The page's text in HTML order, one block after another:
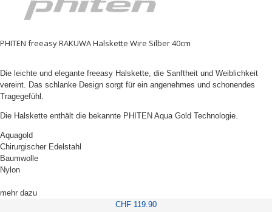
PHITEN freeasy RAKUWA Halskette Wire Silber 40cm
Die leichte und elegante freeasy Halskette, die Sanftheit und Weiblichkeit
vereint. Das schlanke Design sorgt für ein angenehmes und schonendes
Tragegefühl.
Die Halskette enthält die bekannte PHITEN Aqua Gold Technologie.
Aquagold
Chirurgischer Edelstahl
Baumwolle
Nylon
mehr dazu
CHF 119.90